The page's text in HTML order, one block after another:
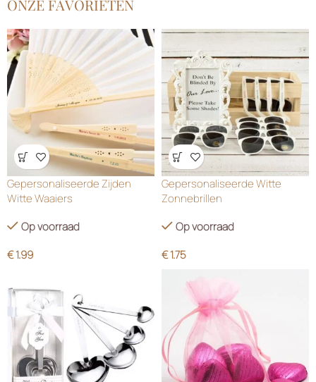
ONZE FAVORIETEN
Wensenlijst
Gepersonaliseerde Zijden
Witte Waaiers
Op voorraad
€1.99
Wensenlijst
Gepersonaliseerde Witte
Zonnebrillen
Op voorraad
€1.75